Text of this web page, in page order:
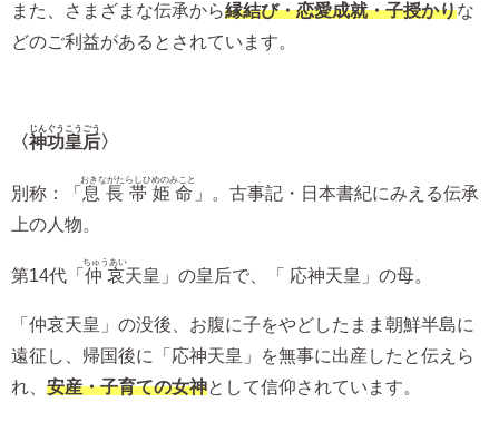
また、さまざまな伝承から縁結び・恋愛成就・子授かりな
どのご利益があるとされています。
〈神功皇后
じんぐうこうごう
〉
別称：「 息長帯姫命
おきながたらしひめのみこと
」。古事記・日本書紀にみえる伝承
上の人物。
第14代「 仲哀
ちゅうあい
天皇」の皇后で、「 応神天皇」の母。
「仲哀天皇」の没後、お腹に子をやどしたまま朝鮮半島に
遠征し、帰国後に「応神天皇」を無事に出産したと伝えら
れ、 安産・子育ての女神として信仰されています。